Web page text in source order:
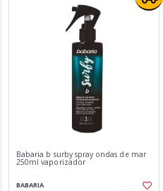
Babaria b surby spray ondas de mar
250ml vaporizador
BABARIA